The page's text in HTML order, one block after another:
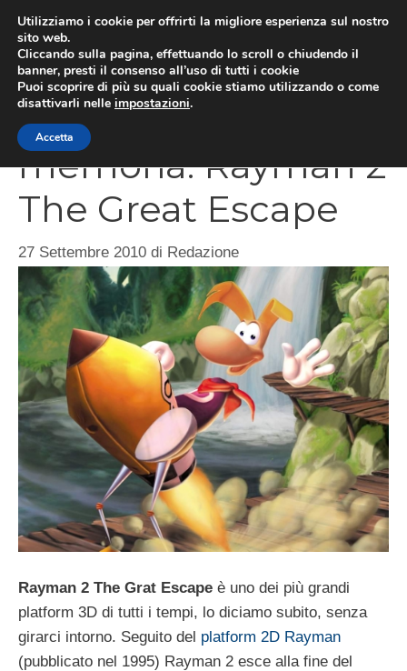
contenuto
Giochi della
memoria: Rayman 2
The Great Escape
27 Settembre 2010 di Redazione
Rayman 2 The Grat Escape è uno dei più grandi
platform 3D di tutti i tempi, lo diciamo subito, senza
girarci intorno. Seguito del platform 2D Rayman
(pubblicato nel 1995) Rayman 2 esce alla fine del
Utilizziamo i cookie per offrirti la migliore esperienza sul nostro
sito web.
Cliccando sulla pagina, effettuando lo scroll o chiudendo il
banner, presti il consenso all’uso di tutti i cookie
Puoi scoprire di più su quali cookie stiamo utilizzando o come
disattivarli nelle impostazioni.
Accetta